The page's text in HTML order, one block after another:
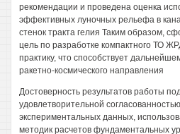
рекомендации и проведена оценка
эффективных луночных рельефа в
стенок тракта гелия Таким образом,
цель по разработке компактного ТО
практику, что способствует
ракетно-космического направления
Достоверность результатов работы
удовлетворительной
экспериментальных данных,
методик расчетов фундаментальных